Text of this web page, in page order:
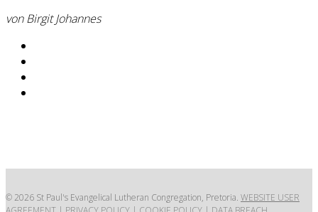
von Birgit Johannes
© 2026 St Paul's Evangelical Lutheran Congregation, Pretoria. WEBSITE USER